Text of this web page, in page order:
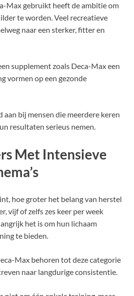
Max gebruikt heeft de ambitie om
te worden. Veel recreatieve
naar een sterker, fitter en
supplement zoals Deca-Max een
vormen op een gezonde
bij mensen die meerdere keren
resultaten serieus nemen.
Met Intensieve
hoe groter het belang van herstel
vijf of zelfs zes keer per week
het is om hun lichaam
te bieden.
Max behoren tot deze categorie
naar langdurige consistentie.